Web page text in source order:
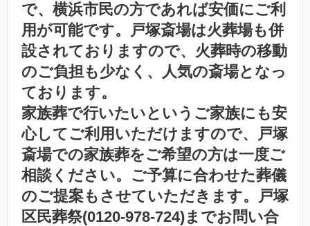
で、横浜市民の方であれば安価にご利
用が可能です。戸塚斎場は火葬場も併
設されておりますので、火葬時の移動
のご負担も少なく、人気の斎場となっ
ております。
家族葬で行いたいというご家族にも安
心してご利用いただけますので、戸塚
斎場での家族葬をご希望の方は一度ご
相談ください。ご予算に合わせた葬儀
のご提案もさせていただきます。戸塚
区民葬祭(0120-978-724)までお問い合